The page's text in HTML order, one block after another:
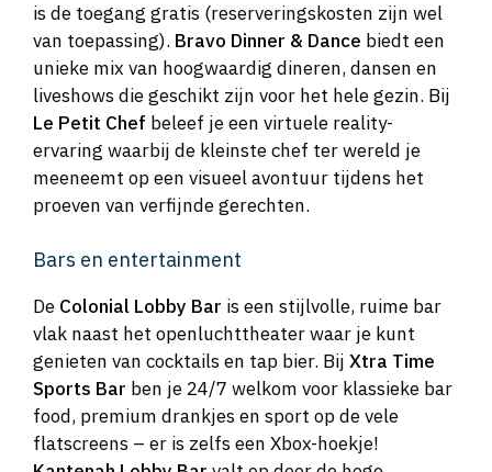
is de toegang gratis (reserveringskosten zijn wel
van toepassing). Bravo Dinner & Dance biedt een
unieke mix van hoogwaardig dineren, dansen en
liveshows die geschikt zijn voor het hele gezin. Bij
Le Petit Chef beleef je een virtuele reality-
ervaring waarbij de kleinste chef ter wereld je
meeneemt op een visueel avontuur tijdens het
proeven van verfijnde gerechten.
Bars en entertainment
De Colonial Lobby Bar is een stijlvolle, ruime bar
vlak naast het openluchttheater waar je kunt
genieten van cocktails en tap bier. Bij Xtra Time
Sports Bar ben je 24/7 welkom voor klassieke bar
food, premium drankjes en sport op de vele
flatscreens – er is zelfs een Xbox-hoekje!